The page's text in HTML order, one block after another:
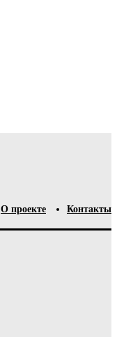
О проекте Контакты